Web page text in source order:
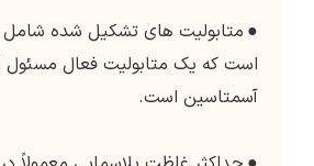
●متابولیت های تشکیل شده شامل
است که یک متابولیت فعال مسئول
آسمتاسین است.